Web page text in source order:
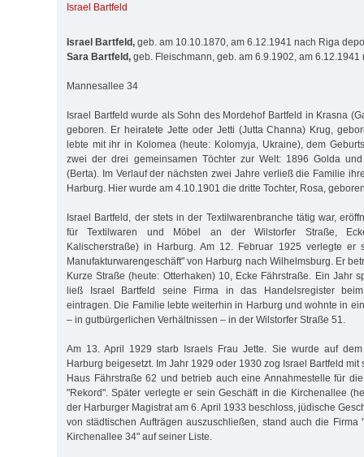
Israel Bartfeld
Israel Bartfeld, geb. am 10.10.1870, am 6.12.1941 nach Riga
Sara Bartfeld, geb. Fleischmann, geb. am 6.9.1902, am
Mannesallee 34
Israel Bartfeld wurde als Sohn des Mordehof Bartfeld in Krasna
geboren. Er heiratete Jette oder Jetti (Jutta Channa) Krug,
lebte mit ihr in Kolomea (heute: Kolomyja, Ukraine), dem
zwei der drei gemeinsamen Töchter zur Welt: 1896 Golda
(Berta). Im Verlauf der nächsten zwei Jahre verließ die Familie
Harburg. Hier wurde am 4.10.1901 die dritte Tochter, Rosa,
Israel Bartfeld, der stets in der Textilwarenbranche tätig war,
für Textilwaren und Möbel an der Wilstorfer Straße,
Kalischerstraße) in Harburg. Am 12. Februar 1925 verlegte er
Manufaktur­waren­ge­schäft" von Harburg nach Wilhelmsburg. Er
Kurze Straße (heute: Otterhaken) 10, Ecke Fährstraße. Ein Jahr
ließ Israel Bartfeld seine Firma in das Handelsregister beim
eintragen. Die Familie lebte weiterhin in Harburg und wohnte in
– in gutbürgerlichen Verhältnissen – in der Wilstorfer Straße 51.
Am 13. April 1929 starb Israels Frau Jette. Sie wurde auf
Harburg beigesetzt. Im Jahr 1929 oder 1930 zog Israel Bartfeld mit
Haus Fährstraße 62 und betrieb auch eine Annahmestelle für
"Rekord". Später verlegte er sein Geschäft in die Kirchenallee
der Harburger Magistrat am 6. April 1933 beschloss, jüdische
von städtischen Aufträgen auszuschließen, stand auch die Firma
Kirchenallee 34" auf seiner Liste.